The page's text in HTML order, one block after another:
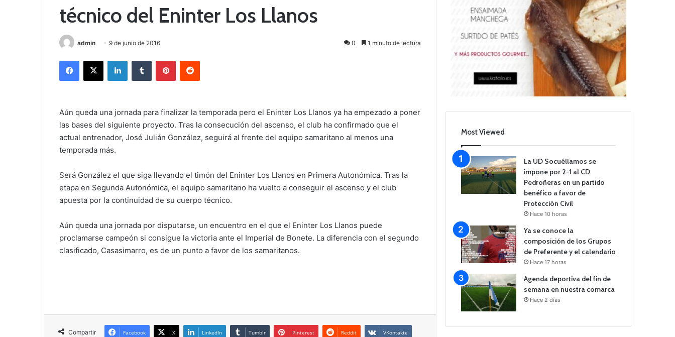
técnico del Eninter Los Llanos
admin 9 de junio de 2016 0 1 minuto de lectura
Aún queda una jornada para finalizar la temporada pero el Eninter Los Llanos ya ha empezado a poner
las bases del siguiente proyecto. Tras la consecución del ascenso, el club ha confirmado que el
actual entrenador, José Julián González, seguirá al frente del equipo samaritano al menos una
temporada más.
Será González el que siga llevando el timón del Eninter Los Llanos en Primera Autonómica. Tras la
etapa en Segunda Autonómica, el equipo samaritano ha vuelto a conseguir el ascenso y el club
apuesta por la continuidad de su cuerpo técnico.
Aún queda una jornada por disputarse, un encuentro en el que el Eninter Los Llanos puede
proclamarse campeón si consigue la victoria ante el Imperial de Bonete. La diferencia con el segundo
clasificado, Casasimarro, es de un punto a favor de los samaritanos.
Compartir Facebook X LinkedIn Tumblr Pinterest Reddit VKontakte
Most Viewed
La UD Socuéllamos se
impone por 2-1 al CD
Pedroñeras en un partido
benéfico a favor de
Protección Civil
Hace 10 horas
Ya se conoce la
composición de los Grupos
de Preferente y el calendario
Hace 17 horas
Agenda deportiva del fin de
semana en nuestra comarca
Hace 2 días